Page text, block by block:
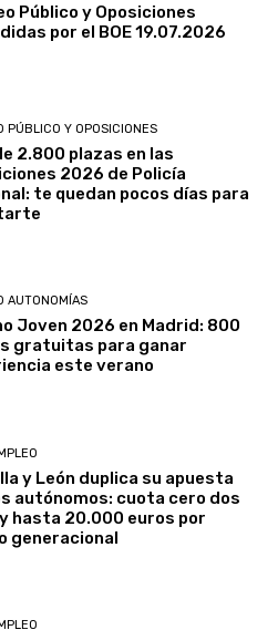
Público y Oposiciones
por el BOE 19.07.2026
PÚBLICO Y OPOSICIONES
2.800 plazas en las
2026 de Policía
te quedan pocos días para
AUTONOMÍAS
Joven 2026 en Madrid: 800
gratuitas para ganar
este verano
y León duplica su apuesta
autónomos: cuota cero dos
hasta 20.000 euros por
generacional